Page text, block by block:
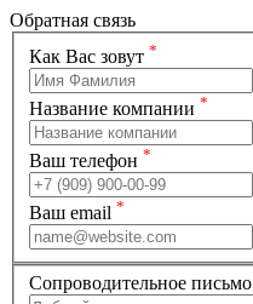
Обратная связь
Как Вас зовут *
Название компании *
Ваш телефон *
Ваш email *
Сопроводительное письмо